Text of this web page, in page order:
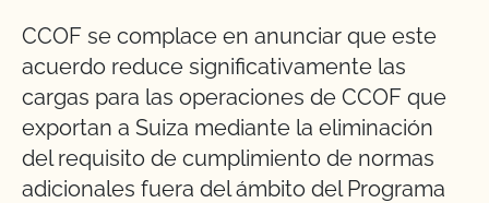
CCOF se complace en anunciar que este
acuerdo reduce significativamente las
cargas para las operaciones de CCOF que
exportan a Suiza mediante la eliminación
del requisito de cumplimiento de normas
adicionales fuera del ámbito del Programa